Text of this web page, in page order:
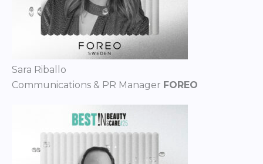
Sara Riballo
Communications & PR Manager FOREO